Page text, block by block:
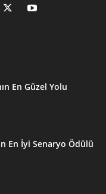
En Güzel Yolu
En İyi Senaryo Ödülü